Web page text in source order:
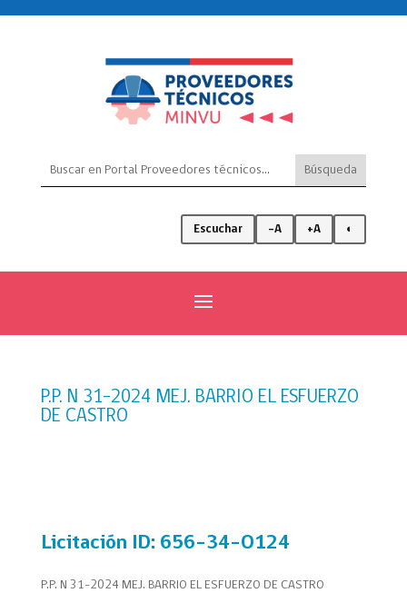
Escuchar -A +A ◐
P.P. N 31-2024 MEJ. BARRIO EL ESFUERZO
DE CASTRO
Licitación ID: 656-34-O124
P.P. N 31-2024 MEJ. BARRIO EL ESFUERZO DE CASTRO